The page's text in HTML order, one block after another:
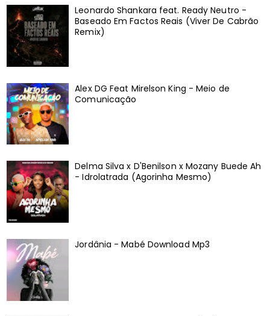
Leonardo Shankara feat. Ready Neutro -
Baseado Em Factos Reais (Viver De Cabrão
Remix)
Alex DG Feat Mirelson King - Meio de
Comunicação
Delma Silva x D'Benilson x Mozany Buede Ah
- Idrolatrada (Agorinha Mesmo)
Jordânia - Mabé Download Mp3